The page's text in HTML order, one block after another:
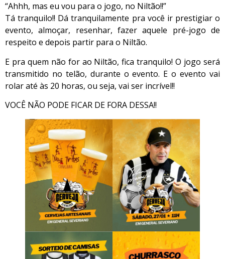
“Ahhh, mas eu vou para o jogo, no Niltão!!”
Tá tranquilo!! Dá tranquilamente pra você ir prestigiar o
evento, almoçar, resenhar, fazer aquele pré-jogo de
respeito e depois partir para o Niltão.
E pra quem não for ao Niltão, fica tranquilo! O jogo será
transmitido no telão, durante o evento. E o evento vai
rolar até às 20 horas, ou seja, vai ser incrível!!
VOCÊ NÃO PODE FICAR DE FORA DESSA!!